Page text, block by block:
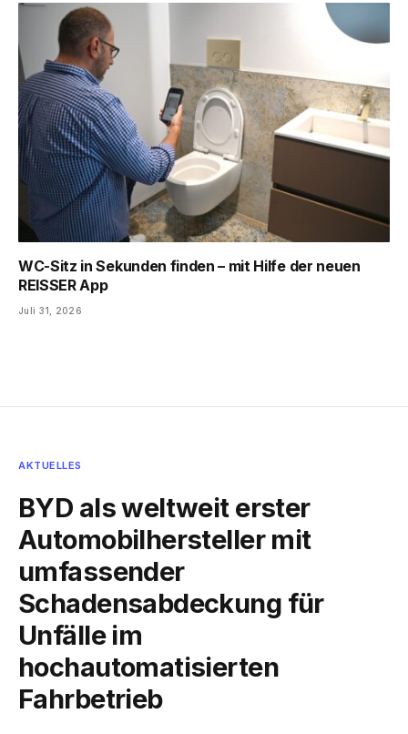
WC-Sitz in Sekunden finden – mit Hilfe der neuen
REISSER App
Juli 31, 2026
AKTUELLES
BYD als weltweit erster
Automobilhersteller mit
umfassender
Schadensabdeckung für
Unfälle im
hochautomatisierten
Fahrbetrieb